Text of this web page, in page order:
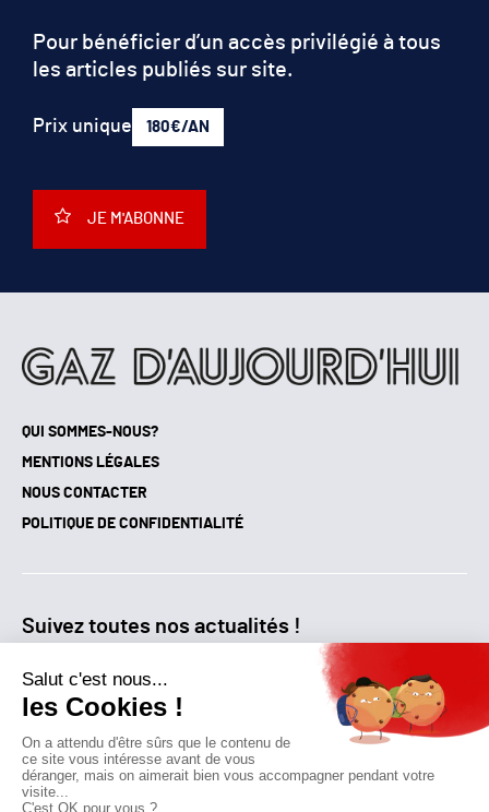
MENTIONS LÉGALES
NOUS CONTACTER
POLITIQUE DE CONFIDENTIALITÉ
Qui sommes-nous?
Mes favoris
les articles publiés sur site.